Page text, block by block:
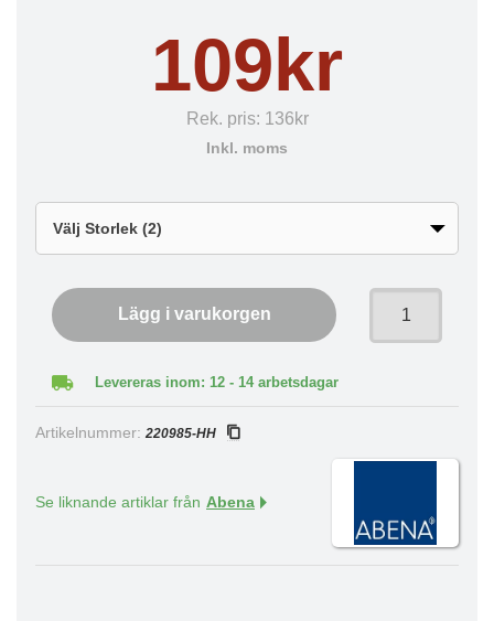
109kr
Rek. pris: 136kr
Inkl. moms
Lägg i varukorgen
Levereras inom: 12 - 14 arbetsdagar
Artikelnummer: 220985-HH
Se liknande artiklar från Abena